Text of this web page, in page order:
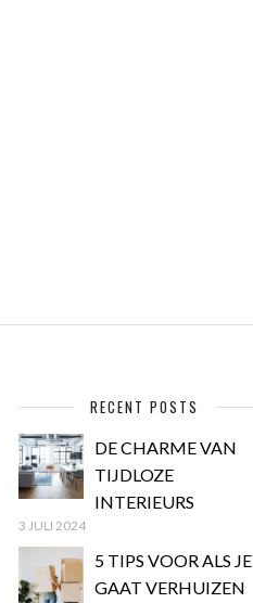
RECENT POSTS
DE CHARME VAN
TIJDLOZE
INTERIEURS
3 JULI 2024
5 TIPS VOOR ALS JE
GAAT VERHUIZEN